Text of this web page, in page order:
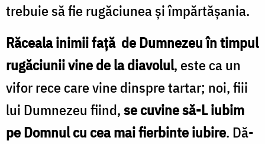
trebuie să fie rugăciunea şi împărtăşania.
Răceala inimii faţă de Dumnezeu în timpul
rugăciunii vine de la diavolul, este ca un
vifor rece care vine dinspre tartar; noi, fiii
lui Dumnezeu fiind,se cuvine să-L iubim
pe Domnul cu cea mai fierbinte iubire. Dă-